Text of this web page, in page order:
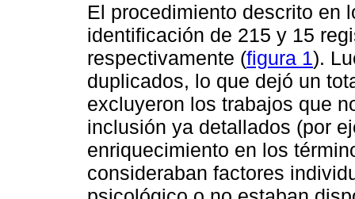
El procedimiento descrito en
identificación de 215 y 15
respectivamente (figura 1).
duplicados, lo que dejó un
excluyeron los trabajos que
inclusión ya detallados (por
enriquecimiento en los
consideraban factores